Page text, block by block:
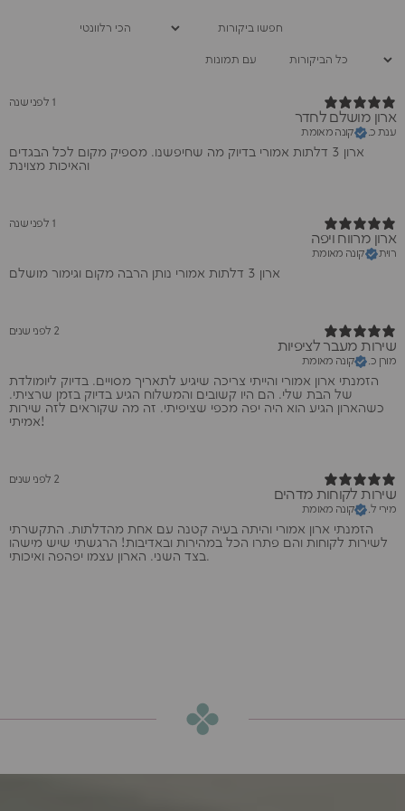
עם תמונות
1 לפני שנה
ארון מושלם לחדר
ענת כ. קונה מאומת
ארון 3 דלתות אמורי בדיוק מה שחיפשנו. מספיק מקום לכל הבגדים
והאיכות מצוינת
1 לפני שנה
ארון מרווח ויפה
רוית קונה מאומת
ארון 3 דלתות אמורי נותן הרבה מקום וגימור מושלם
2 לפני שנים
שירות מעבר לציפיות
מורן כ. קונה מאומת
הזמנתי ארון אמורי והייתי צריכה שיגיע לתאריך מסויים. בדיוק ליומולדת
של הבת שלי. הם היו קשובים והמשלוח הגיע בדיוק בזמן שרציתי.
כשהארון הגיע הוא היה יפה מכפי שציפיתי. זה מה שקוראים לזה שירות
אמיתי!
2 לפני שנים
שירות לקוחות מדהים
מירי ל. קונה מאומת
הזמנתי ארון אמורי והיתה בעיה קטנה עם אחת מהדלתות. התקשרתי
לשירות לקוחות והם פתרו הכל במהירות ובאדיבות! הרגשתי שיש מישהו
בצד השני. הארון עצמו יפהפה ואיכותי.